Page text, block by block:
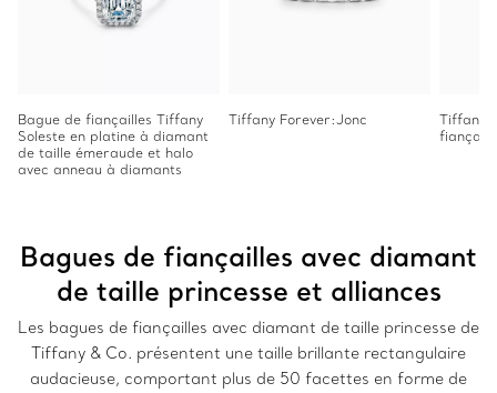
Bague de fiançailles Tiffany
Soleste en platine à diamant
de taille émeraude et halo
avec anneau à diamants
Tiffany Forever:Jonc
Tiffany
Bagues de fiançailles avec diamant
de taille princesse et alliances
Les bagues de fiançailles avec diamant de taille princesse de
Tiffany & Co. présentent une taille brillante rectangulaire
audacieuse, comportant plus de 50 facettes en forme de